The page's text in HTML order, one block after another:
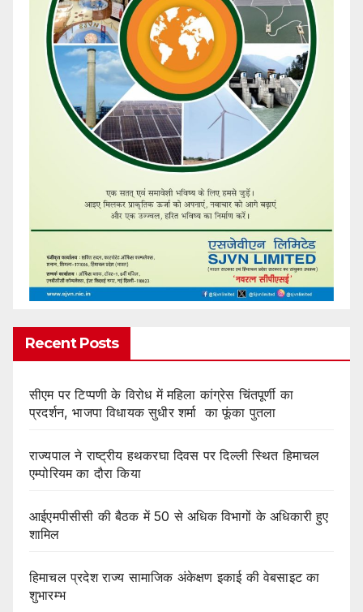
Recent Posts
सीएम पर टिप्पणी के विरोध में महिला कांग्रेस चिंतपूर्णी का
प्रदर्शन, भाजपा विधायक सुधीर शर्मा का फूंका पुतला
राज्यपाल ने राष्ट्रीय हथकरघा दिवस पर दिल्ली स्थित हिमाचल
एम्पोरियम का दौरा किया
आईएमपीसीसी की बैठक में 50 से अधिक विभागों के अधिकारी हुए
शामिल
हिमाचल प्रदेश राज्य सामाजिक अंकेक्षण इकाई की वेबसाइट का
शुभारम्भ